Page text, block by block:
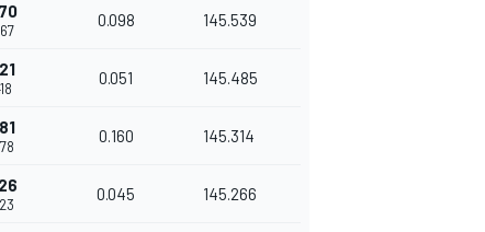
0.098 145.539
0.051 145.485
0.160 145.314
0.045 145.266